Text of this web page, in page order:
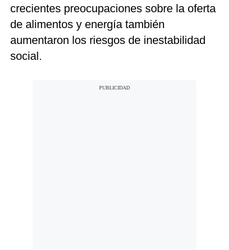
crecientes preocupaciones sobre la oferta
de alimentos y energía también
aumentaron los riesgos de inestabilidad
social.